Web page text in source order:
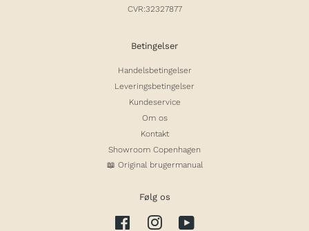
CVR:32327877
Betingelser
Handelsbetingelser
Leveringsbetingelser
Kundeservice
Om os
Kontakt
Showroom Copenhagen
📖 Original brugermanual
Følg os
Facebook Instagram